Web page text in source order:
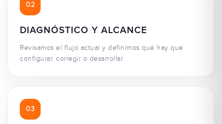
02
DIAGNÓSTICO Y ALCANCE
Revisamos el flujo actual y definimos qué hay que
configurar, corregir o desarrollar.
03